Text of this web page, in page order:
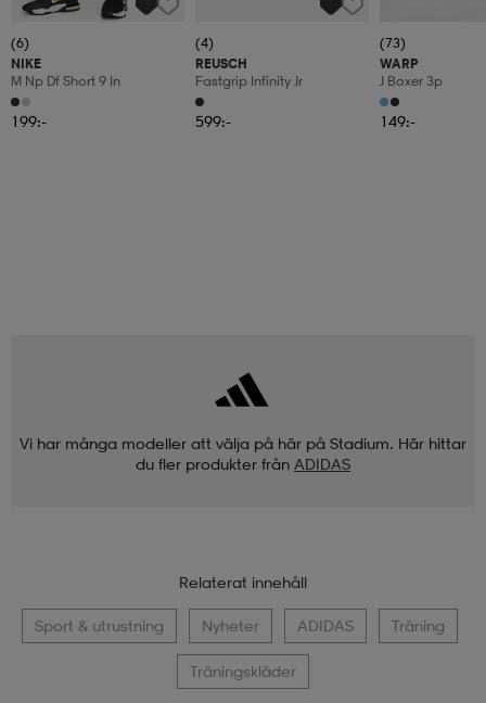
(6)
NIKE
M Np Df Short 9 In
199:-
(4)
REUSCH
Fastgrip Infinity Jr
599:-
(73)
WARP
J Boxer 3p
149:-
Vi har många modeller att välja på här på Stadium. Här hittar
du fler produkter från ADIDAS
Relaterat innehåll
Sport & utrustning Nyheter ADIDAS Träning
Träningskläder